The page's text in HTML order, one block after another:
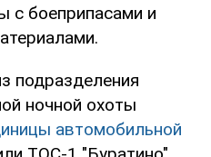
с боеприпасами и
подразделения
ночной охоты
автомобильной